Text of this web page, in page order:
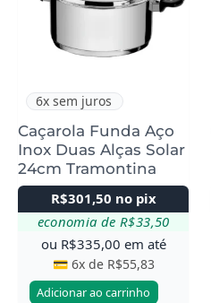
6x sem juros
Caçarola Funda Aço
Inox Duas Alças Solar
24cm Tramontina
R$301,50 no pix
economia de R$33,50
ou R$335,00 em até
💳 6x de R$55,83
Adicionar ao carrinho